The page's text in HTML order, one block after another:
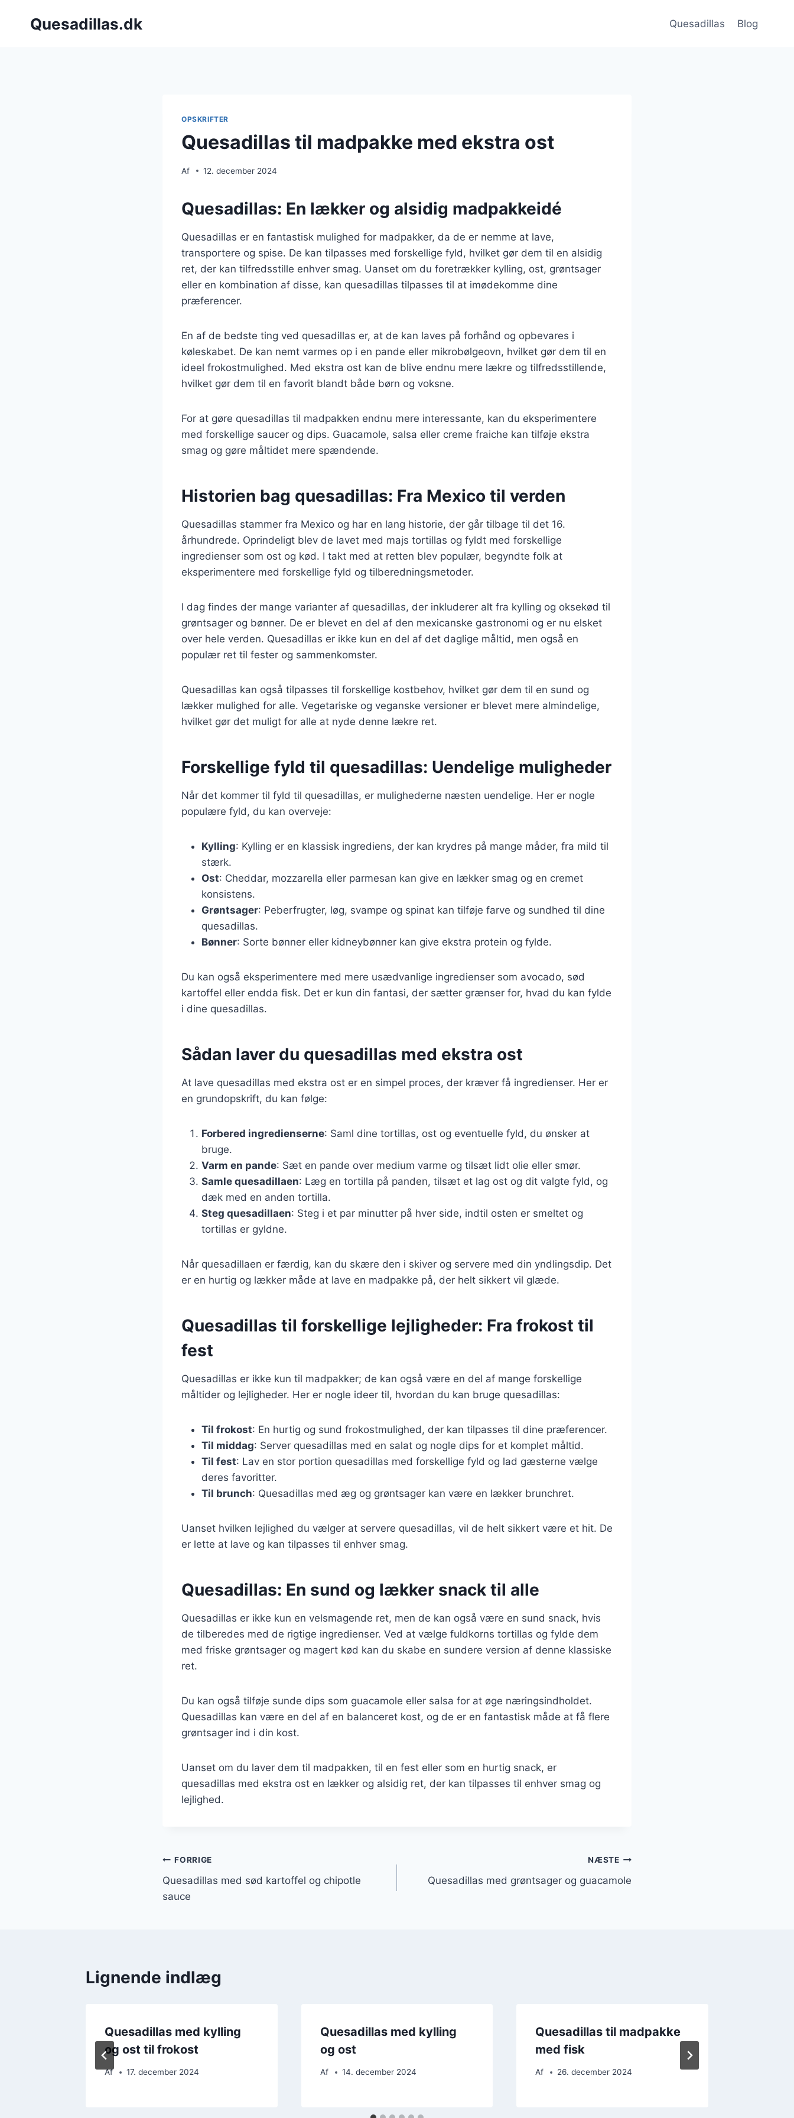
Quesadillas.dk Quesadillas Blog
OPSKRIFTER
Quesadillas til madpakke med ekstra ost
Af 12. december 2024
Quesadillas: En lækker og alsidig madpakkeidé
Quesadillas er en fantastisk mulighed for madpakker, da de er nemme at lave,
transportere og spise. De kan tilpasses med forskellige fyld, hvilket gør dem til en alsidig
ret, der kan tilfredsstille enhver smag. Uanset om du foretrækker kylling, ost, grøntsager
eller en kombination af disse, kan quesadillas tilpasses til at imødekomme dine
præferencer.
En af de bedste ting ved quesadillas er, at de kan laves på forhånd og opbevares i
køleskabet. De kan nemt varmes op i en pande eller mikrobølgeovn, hvilket gør dem til en
ideel frokostmulighed. Med ekstra ost kan de blive endnu mere lækre og tilfredsstillende,
hvilket gør dem til en favorit blandt både børn og voksne.
For at gøre quesadillas til madpakken endnu mere interessante, kan du eksperimentere
med forskellige saucer og dips. Guacamole, salsa eller creme fraiche kan tilføje ekstra
smag og gøre måltidet mere spændende.
Historien bag quesadillas: Fra Mexico til verden
Quesadillas stammer fra Mexico og har en lang historie, der går tilbage til det 16.
århundrede. Oprindeligt blev de lavet med majs tortillas og fyldt med forskellige
ingredienser som ost og kød. I takt med at retten blev populær, begyndte folk at
eksperimentere med forskellige fyld og tilberedningsmetoder.
I dag findes der mange varianter af quesadillas, der inkluderer alt fra kylling og oksekød til
grøntsager og bønner. De er blevet en del af den mexicanske gastronomi og er nu elsket
over hele verden. Quesadillas er ikke kun en del af det daglige måltid, men også en
populær ret til fester og sammenkomster.
Quesadillas kan også tilpasses til forskellige kostbehov, hvilket gør dem til en sund og
lækker mulighed for alle. Vegetariske og veganske versioner er blevet mere almindelige,
hvilket gør det muligt for alle at nyde denne lækre ret.
Forskellige fyld til quesadillas: Uendelige muligheder
Når det kommer til fyld til quesadillas, er mulighederne næsten uendelige. Her er nogle
populære fyld, du kan overveje:
Kylling: Kylling er en klassisk ingrediens, der kan krydres på mange måder, fra mild til
stærk.
Ost: Cheddar, mozzarella eller parmesan kan give en lækker smag og en cremet
konsistens.
Grøntsager: Peberfrugter, løg, svampe og spinat kan tilføje farve og sundhed til dine
quesadillas.
Bønner: Sorte bønner eller kidneybønner kan give ekstra protein og fylde.
Du kan også eksperimentere med mere usædvanlige ingredienser som avocado, sød
kartoffel eller endda fisk. Det er kun din fantasi, der sætter grænser for, hvad du kan fylde
i dine quesadillas.
Sådan laver du quesadillas med ekstra ost
At lave quesadillas med ekstra ost er en simpel proces, der kræver få ingredienser. Her er
en grundopskrift, du kan følge:
Forbered ingredienserne: Saml dine tortillas, ost og eventuelle fyld, du ønsker at
bruge.
Varm en pande: Sæt en pande over medium varme og tilsæt lidt olie eller smør.
Samle quesadillaen: Læg en tortilla på panden, tilsæt et lag ost og dit valgte fyld, og
dæk med en anden tortilla.
Steg quesadillaen: Steg i et par minutter på hver side, indtil osten er smeltet og
tortillas er gyldne.
Når quesadillaen er færdig, kan du skære den i skiver og servere med din yndlingsdip. Det
er en hurtig og lækker måde at lave en madpakke på, der helt sikkert vil glæde.
Quesadillas til forskellige lejligheder: Fra frokost til
fest
Quesadillas er ikke kun til madpakker; de kan også være en del af mange forskellige
måltider og lejligheder. Her er nogle ideer til, hvordan du kan bruge quesadillas:
Til frokost: En hurtig og sund frokostmulighed, der kan tilpasses til dine præferencer.
Til middag: Server quesadillas med en salat og nogle dips for et komplet måltid.
Til fest: Lav en stor portion quesadillas med forskellige fyld og lad gæsterne vælge
deres favoritter.
Til brunch: Quesadillas med æg og grøntsager kan være en lækker brunchret.
Uanset hvilken lejlighed du vælger at servere quesadillas, vil de helt sikkert være et hit. De
er lette at lave og kan tilpasses til enhver smag.
Quesadillas: En sund og lækker snack til alle
Quesadillas er ikke kun en velsmagende ret, men de kan også være en sund snack, hvis
de tilberedes med de rigtige ingredienser. Ved at vælge fuldkorns tortillas og fylde dem
med friske grøntsager og magert kød kan du skabe en sundere version af denne klassiske
ret.
Du kan også tilføje sunde dips som guacamole eller salsa for at øge næringsindholdet.
Quesadillas kan være en del af en balanceret kost, og de er en fantastisk måde at få flere
grøntsager ind i din kost.
Uanset om du laver dem til madpakken, til en fest eller som en hurtig snack, er
quesadillas med ekstra ost en lækker og alsidig ret, der kan tilpasses til enhver smag og
lejlighed.
Indlægsnavigation
FORRIGE
Quesadillas med sød kartoffel og chipotle
sauce
NÆSTE
Quesadillas med grøntsager og guacamole
Lignende indlæg
Quesadillas med kylling
og ost til frokost
Af 17. december 2024
Quesadillas med kylling
og ost
Af 14. december 2024
Quesadillas til madpakke
med fisk
Af 26. december 2024